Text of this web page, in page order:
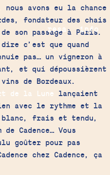
resa info
avons eu la chance
fondateur des chais
son passage à Paris.
c’est que quand
pas… un vigneron à
et qui dépoussièrent
de Bordeaux.
de la Lune lançaient
avec le rythme et la
blanc, frais et tendu,
Cadence… Vous
goûter pour pas
chez Cadence, ça